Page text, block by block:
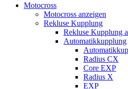
Motocross
Motocross anzeigen
Rekluse Kupplung
Rekluse Kupplung
Automatikkupplung
Radius CX
Core EXP
Radius X
EXP